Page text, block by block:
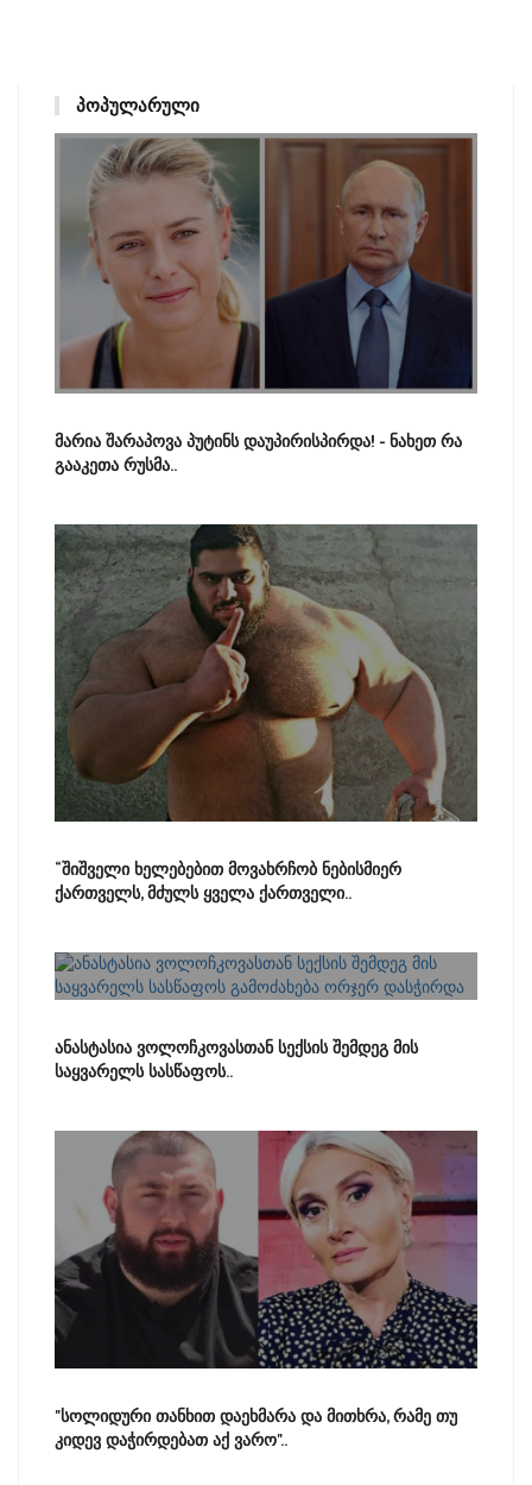
ᲞᲝᲞᲣᲚᲐᲠᲣᲚᲘ
მარია შარაპოვა პუტინს დაუპირისპირდა! - ნახეთ რა
გააკეთა რუსმა..
“შიშველი ხელებებით მოვახრჩობ ნებისმიერ
ქართველს, მძულს ყველა ქართველი..
ანასტასია ვოლოჩკოვასთან სექსის შემდეგ მის
საყვარელს სასწაფოს..
"სოლიდური თანხით დაეხმარა და მითხრა, რამე თუ
კიდევ დაჭირდებათ აქ ვარო"..